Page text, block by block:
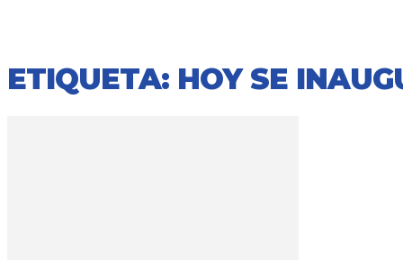
ETIQUETA: HOY SE